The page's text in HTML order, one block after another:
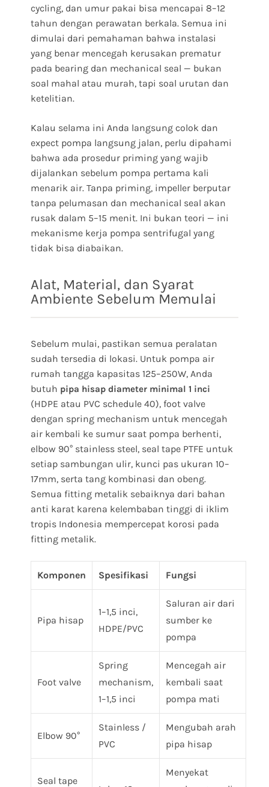
cycling, dan umur pakai bisa mencapai 8–12
tahun dengan perawatan berkala. Semua ini
dimulai dari pemahaman bahwa instalasi
yang benar mencegah kerusakan prematur
pada bearing dan mechanical seal — bukan
soal mahal atau murah, tapi soal urutan dan
ketelitian.
Kalau selama ini Anda langsung colok dan
expect pompa langsung jalan, perlu dipahami
bahwa ada prosedur priming yang wajib
dijalankan sebelum pompa pertama kali
menarik air. Tanpa priming, impeller berputar
tanpa pelumasan dan mechanical seal akan
rusak dalam 5–15 menit. Ini bukan teori — ini
mekanisme kerja pompa sentrifugal yang
tidak bisa diabaikan.
Alat, Material, dan Syarat
Ambiente Sebelum Memulai
Sebelum mulai, pastikan semua peralatan
sudah tersedia di lokasi. Untuk pompa air
rumah tangga kapasitas 125–250W, Anda
butuh pipa hisap diameter minimal 1 inci
(HDPE atau PVC schedule 40), foot valve
dengan spring mechanism untuk mencegah
air kembali ke sumur saat pompa berhenti,
elbow 90° stainless steel, seal tape PTFE untuk
setiap sambungan ulir, kunci pas ukuran 10–
17mm, serta tang kombinasi dan obeng.
Semua fitting metalik sebaiknya dari bahan
anti karat karena kelembaban tinggi di iklim
tropis Indonesia mempercepat korosi pada
fitting metalik.
Komponen Spesifikasi Fungsi
Pipa hisap
1–1,5 inci,
HDPE/PVC
Saluran air dari
sumber ke
pompa
Foot valve
Spring
mechanism,
1–1,5 inci
Mencegah air
kembali saat
pompa mati
Elbow 90°
Stainless /
PVC
Mengubah arah
pipa hisap
Seal tape
Menyekat